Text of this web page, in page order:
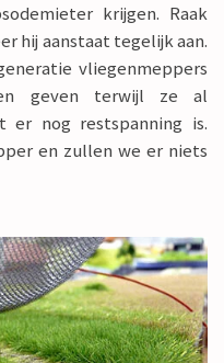
krijgen. Raak
hij aanstaat tegelijk aan.
vliegenmeppers
geven terwijl ze al
er nog restspanning is.
en zullen we er niets